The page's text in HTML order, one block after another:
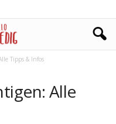
Tipps & Infos
Alle